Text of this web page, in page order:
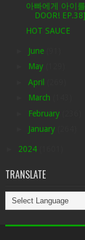
아빠에게 아이
DOOR! EP.38]
HOT SAUCE
June
May
April
March
February
January
2024
TRANSLATE